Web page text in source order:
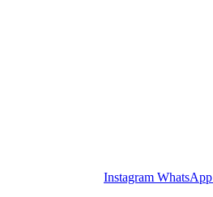
Instagram WhatsApp